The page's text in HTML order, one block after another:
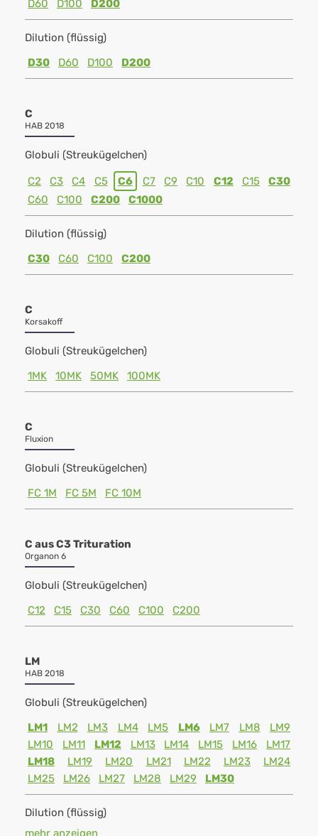
D60
D100 D200
Dilution (flüssig)
D30
D60 D100 D200
C
HAB 2018
Globuli (Streukügelchen)
C2 C3 C4 C5 C6 C7 C9 C10 C12 C15
C30
C60
C100 C200 C1000
Dilution (flüssig)
C30
C60 C100 C200
C
Korsakoff
Globuli (Streukügelchen)
1MK
10MK 50MK 100MK
C
Fluxion
Globuli (Streukügelchen)
FC 1M
FC 5M FC 10M
C aus C3 Trituration
Organon 6
Globuli (Streukügelchen)
C12
C15 C30 C60 C100 C200
LM
HAB 2018
Globuli (Streukügelchen)
LM1
LM2 LM3 LM4 LM5 LM6 LM7 LM8
LM9
LM10
LM11 LM12 LM13 LM14 LM15 LM16
LM17
LM18
LM19 LM20 LM21 LM22 LM23
LM24
LM25
LM26 LM27 LM28 LM29 LM30
Dilution (flüssig)
mehr anzeigen